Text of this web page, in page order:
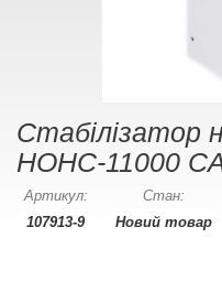
Cтабілізатор
НОНС-11000
Артикул:
107913-9
Стан:
Новий товар